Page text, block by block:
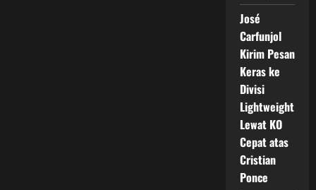
José
Carfunjol
Kirim Pesan
Keras ke
Divisi
Lightweight
Lewat KO
Cepat atas
Cristian
Ponce